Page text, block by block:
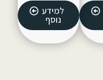
למידע
נוסף